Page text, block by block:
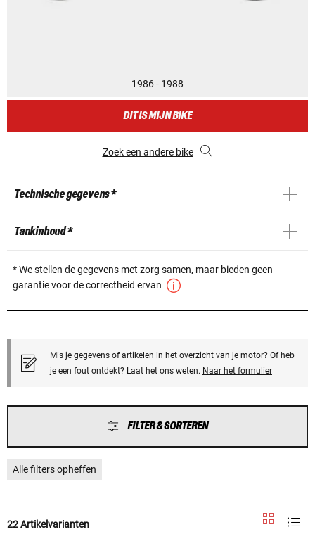
1986 - 1988
DIT IS MIJN BIKE
Zoek een andere bike
Technische gegevens *
Tankinhoud *
* We stellen de gegevens met zorg samen, maar bieden geen
garantie voor de correctheid ervan
Mis je gegevens of artikelen in het overzicht van je motor? Of heb
je een fout ontdekt? Laat het ons weten. Naar het formulier
FILTER & SORTEREN
Alle filters opheffen
22 Artikelvarianten